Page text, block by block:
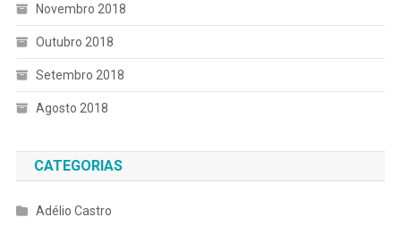
Novembro 2018
Outubro 2018
Setembro 2018
Agosto 2018
CATEGORIAS
Adélio Castro